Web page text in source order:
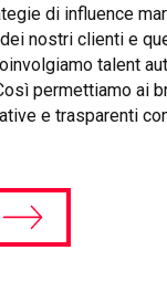
di influence
nostri clienti e
talent
permettiamo ai
e trasparenti